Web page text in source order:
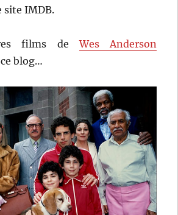
site IMDB.
films deWes Anderson
blog…